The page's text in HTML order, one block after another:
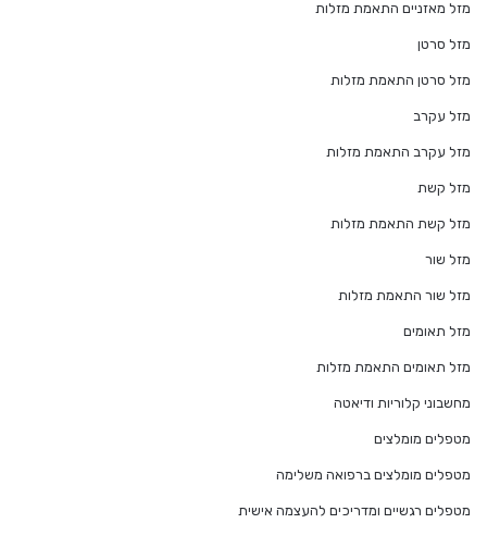
מזל מאזניים התאמת מזלות
מזל סרטן
מזל סרטן התאמת מזלות
מזל עקרב
מזל עקרב התאמת מזלות
מזל קשת
מזל קשת התאמת מזלות
מזל שור
מזל שור התאמת מזלות
מזל תאומים
מזל תאומים התאמת מזלות
מחשבוני קלוריות ודיאטה
מטפלים מומלצים
מטפלים מומלצים ברפואה משלימה
מטפלים רגשיים ומדריכים להעצמה אישית